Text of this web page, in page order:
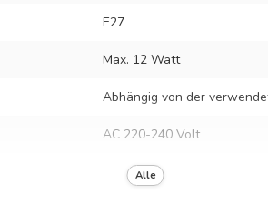
E27
Max. 12 Watt
Abhängig von der
AC 220-240 Volt
50/60 Hz
Alle